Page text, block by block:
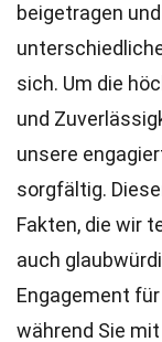
beigetragen
sich. Um die
und
unsere
sorgfältig.
Fakten, die wir
auch
Engagement
während Sie